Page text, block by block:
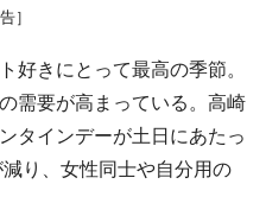
］
きにとって最高の季節。
需要が高まっている。高崎
タインデーが土日にあたっ
り、女性同士や自分用の